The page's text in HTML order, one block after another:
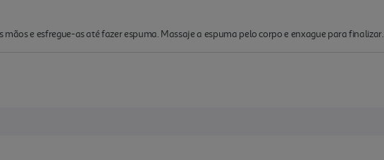
e esfregue-as até fazer espuma. Massaje a espuma pelo corpo e enxague para finalizar.